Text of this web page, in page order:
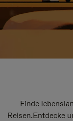
Finde
Reisen.Entdecke